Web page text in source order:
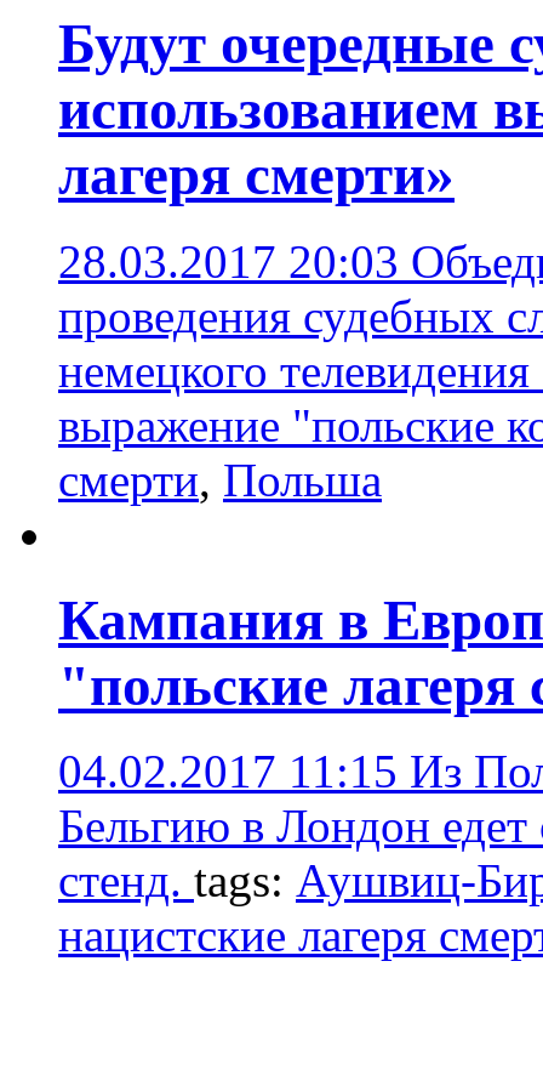
Будут очередные
использованием
лагеря смерти»
28.03.2017 20:03
проведения судебных
немецкого
выражение "польские
смерти, Польша
Кампания в
"польские лагеря
04.02.2017 11:15 Из
Бельгию в Лондон
стенд. tags: Аушвиц-
нацистские лагеря